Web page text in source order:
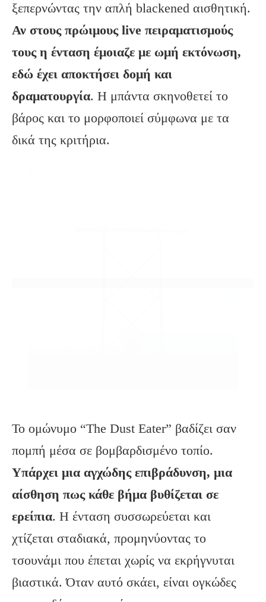
ξεπερνώντας την απλή blackened αισθητική.
Αν στους πρώιμους live πειραματισμούς
τους η ένταση έμοιαζε με ωμή εκτόνωση,
εδώ έχει αποκτήσει δομή και
δραματουργία. Η μπάντα σκηνοθετεί το
βάρος και το μορφοποιεί σύμφωνα με τα
δικά της κριτήρια.
Το ομώνυμο “The Dust Eater” βαδίζει σαν
πομπή μέσα σε βομβαρδισμένο τοπίο.
Υπάρχει μια αγχώδης επιβράδυνση, μια
αίσθηση πως κάθε βήμα βυθίζεται σε
ερείπια. Η ένταση συσσωρεύεται και
χτίζεται σταδιακά, προμηνύοντας το
τσουνάμι που έπεται χωρίς να εκρήγνυται
βιαστικά. Όταν αυτό σκάει, είναι ογκώδες